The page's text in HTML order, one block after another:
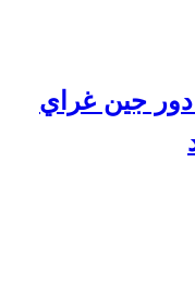
جين غراي